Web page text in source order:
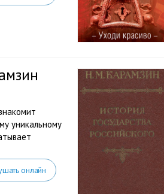
уникальному
онлайн